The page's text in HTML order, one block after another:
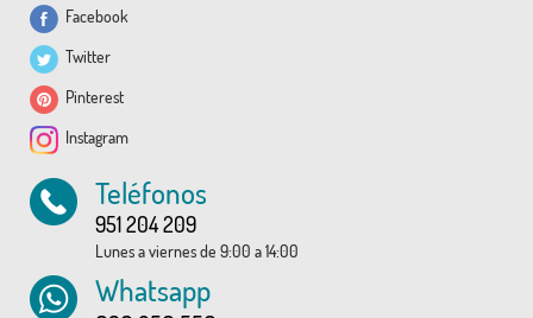
Facebook
Twitter
Pinterest
Instagram
Teléfonos
951 204 209
Lunes a viernes de 9:00 a 14:00
Whatsapp